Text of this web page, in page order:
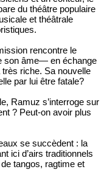
du théâtre populaire
et théâtrale
rencontre le
son âme— en échange
très riche. Sa nouvelle
par lui être fatale?
Ramuz s’interroge sur
? Peut-on avoir plus
se succèdent : la
ici d’airs traditionnels
tangos, ragtime et